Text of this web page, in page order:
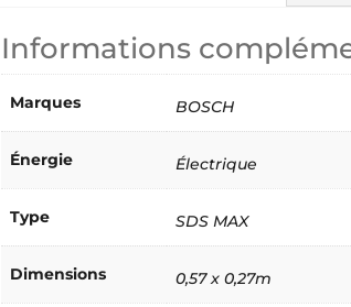
Informations
Marques BOSCH
Énergie Électrique
Type SDS MAX
Dimensions 0,57 x 0,27m